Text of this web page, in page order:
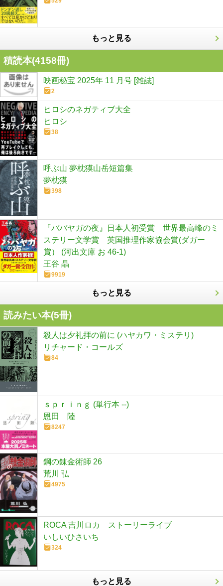
もっと見る
積読本(4158冊)
映画秘宝 2025年 11 月号 [雑誌]
2
ヒロシのネガティブ大全
ヒロシ
38
呼ぶ山 夢枕獏山岳短篇集
夢枕獏
398
『ババヤガの夜』日本人初受賞 世界最高峰のミ
ステリー文学賞 英国推理作家協会賞(ダガー
賞） (河出文庫 お 46-1)
王谷 晶
9919
もっと見る
読みたい本(5冊)
殺人は夕礼拝の前に (ハヤカワ・ミステリ)
リチャード・コールズ
84
ｓｐｒｉｎｇ (単行本 --)
恩田 陸
8247
鋼の錬金術師 26
荒川 弘
4975
ROCA 吉川ロカ ストーリーライブ
いしいひさいち
324
もっと見る